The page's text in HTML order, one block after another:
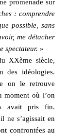
promenade sur
: comprendre
possible, sans
me détacher
spectateur. »
XXème siècle,
des idéologies.
on le retrouve
moment où l’on
avait pris fin.
ne s’agissait en
confrontées au